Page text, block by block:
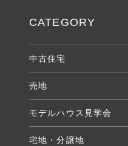
CATEGORY
中古住宅
売地
モデルハウス見学会
宅地・分譲地